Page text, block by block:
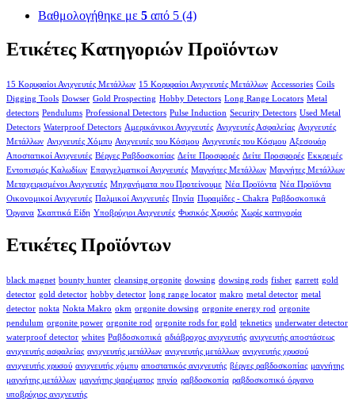
Βαθμολογήθηκε με 5 από 5 (4)
Ετικέτες Κατηγοριών Προϊόντων
15 Κορυφαίοι Ανιχνευτές Μετάλλων 15 Κορυφαίοι Ανιχνευτές Μετάλλων Accessories Coils
Digging Tools Dowser Gold Prospecting Hobby Detectors Long Range Locators Metal
detectors Pendulums Professional Detectors Pulse Induction Security Detectors Used Metal
Detectors Waterproof Detectors Αμερικάνικοι Ανιχνευτές Ανιχνευτές Ασφαλείας Ανιχνευτές
Μετάλλων Ανιχνευτές Χόμπυ Ανιχνευτές του Κόσμου Ανιχνευτές του Κόσμου Αξεσουάρ
Αποστατικοί Ανιχνευτές Βέργες Ραβδοσκοπίας Δείτε Προσφορές Δείτε Προσφορές Εκκρεμές
Εντοπισμός Καλωδίων Επαγγελματικοί Ανιχνευτές Μαγνήτες Μετάλλων Μαγνήτες Μετάλλων
Μεταχειρισμένοι Ανιχνευτές Μηχανήματα που Προτείνουμε Νέα Προϊόντα Νέα Προϊόντα
Οικονομικοί Ανιχνευτές Παλμικοί Ανιχνευτές Πηνία Πυραμίδες - Chakra Ραβδοσκοπικά
Όργανα Σκαπτικά Είδη Υποβρύχιοι Ανιχνευτές Φυσικός Χρυσός Χωρίς κατηγορία
Ετικέτες Προϊόντων
black magnet bounty hunter cleansing orgonite dowsing dowsing rods fisher garrett gold
detector gold detector hobby detector long range locator makro metal detector metal
detector nokta Nokta Makro okm orgonite dowsing orgonite energy rod orgonite
pendulum orgonite power orgonite rod orgonite rods for gold teknetics underwater detector
waterproof detector whites Ραβδοσκοπικά αδιάβροχος ανιχνευτής ανιχνευτής αποστάσεως
ανιχνευτής ασφαλείας ανιχνευτής μετάλλων ανιχνευτής μετάλλων ανιχνευτής χρυσού
ανιχνευτής χρυσού ανιχνευτής χόμπυ αποστατικός ανιχνευτής βέργες ραβδοσκοπίας μαγνήτης
μαγνήτης μετάλλων μαγνήτης ψαρέματος πηνίο ραβδοσκοπία ραβδοσκοπικό όργανο
υποβρύχιος ανιχνευτής